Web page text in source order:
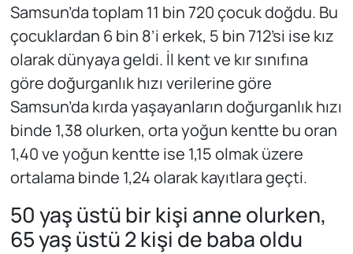
Samsun’da toplam 11 bin 720 çocuk doğdu. Bu
çocuklardan 6 bin 8’i erkek, 5 bin 712’si ise kız
olarak dünyaya geldi. İl kent ve kır sınıfına
göre doğurganlık hızı verilerine göre
Samsun’da kırda yaşayanların doğurganlık hızı
binde 1,38 olurken, orta yoğun kentte bu oran
1,40 ve yoğun kentte ise 1,15 olmak üzere
ortalama binde 1,24 olarak kayıtlara geçti.
50 yaş üstü bir kişi anne olurken,
65 yaş üstü 2 kişi de baba oldu